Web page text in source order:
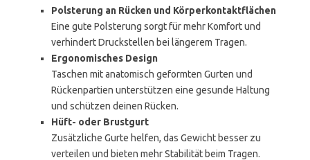
Polsterung an Rücken und Körperkontaktflächen
Eine gute Polsterung sorgt für mehr Komfort und
verhindert Druckstellen bei längerem Tragen.
Ergonomisches Design
Taschen mit anatomisch geformten Gurten und
Rückenpartien unterstützen eine gesunde Haltung
und schützen deinen Rücken.
Hüft- oder Brustgurt
Zusätzliche Gurte helfen, das Gewicht besser zu
verteilen und bieten mehr Stabilität beim Tragen.